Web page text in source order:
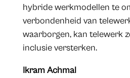
hybride werkmodellen te
verbondenheid van
waarborgen, kan telewerk
inclusie versterken.
Ikram Achmal